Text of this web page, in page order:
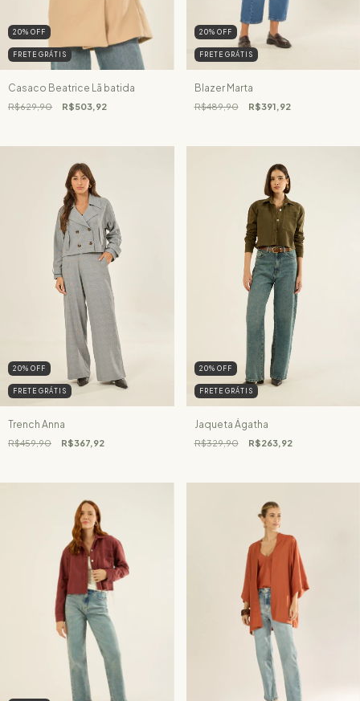
20% OFF
FRETE GRÁTIS
Casaco Beatrice Lã batida
R$629,90 R$503,92
20% OFF
FRETE GRÁTIS
Blazer Marta
R$489,90 R$391,92
20% OFF
FRETE GRÁTIS
Trench Anna
R$459,90 R$367,92
20% OFF
FRETE GRÁTIS
Jaqueta Ágatha
R$329,90 R$263,92